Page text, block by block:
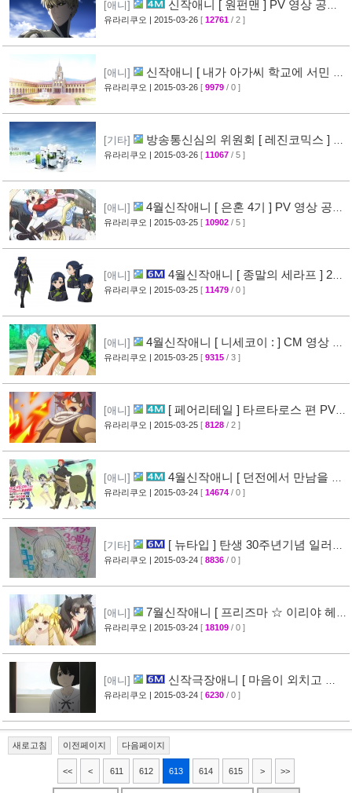
[애니]
신작애니 [ 원펀맨 ] PV 영상 공개 (
onepunchman ) [49]
유라리쿠오 | 2015-03-26 [ 12761 / 2 ]
[애니]
신작애니 [ 내가 아가씨 학교에 서민 샘
플로 겟츠당한 사건 ] 티저 영상 공개
유라리쿠오 | 2015-03-26 [ 9979 / 0 ]
[기타]
방송통신심의 위원회 [ 레진코믹스 ] 접
속 차단 보류 소식 [51]
유라리쿠오 | 2015-03-26 [ 11067 / 5 ]
[애니]
4월신작애니 [ 은혼 4기 ] PV 영상 공
개 [67]
유라리쿠오 | 2015-03-25 [ 10902 / 5 ]
[애니]
4월신작애니 [ 종말의 세라프 ] 2차
PV 영상 공개 [32]
유라리쿠오 | 2015-03-25 [ 11479 / 0 ]
[애니]
4월신작애니 [ 니세코이 : ] CM 영상 공
개 [47]
유라리쿠오 | 2015-03-25 [ 9315 / 3 ]
[애니]
[ 페어리테일 ] 타르타로스 편 PV
영상 공개 ( FAIRY TAIL ) [32]
유라리쿠오 | 2015-03-25 [ 8128 / 2 ]
[애니]
4월신작애니 [ 던전에서 만남을 추
구하면 안되는 걸까? ] 2차 PV 영상 공개
유라리쿠오 | 2015-03-24 [ 14674 / 0 ]
[기타]
[ 뉴타입 ] 탄생 30주년기념 일러스
트 + [ A-1 Pictures ] 10주년 기념 일러스트 공
유라리쿠오 | 2015-03-24 [ 8836 / 0 ]
[애니]
7월신작애니 [ 프리즈마 ☆ 이리야 헤
르츠! ] 티저 영상 공개 (Fate/kaleid liner)
유라리쿠오 | 2015-03-24 [ 18109 / 0 ]
[애니]
신작극장애니 [ 마음이 외치고 싶
어한다 ] PV 영상 + 주요 성우진 명단 공개
유라리쿠오 | 2015-03-24 [ 6230 / 0 ]
새로고침 이전페이지 다음페이지
<< < 611 612 613 614 615 > >>